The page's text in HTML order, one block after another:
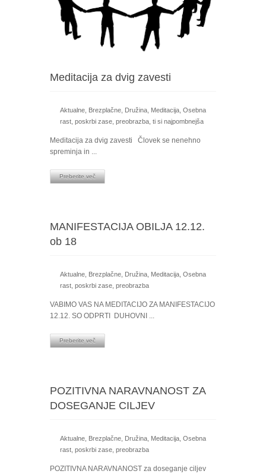
Meditacija za dvig zavesti
Aktualne Brezplačne Družina Meditacija Osebna
rast poskrbi zase preobrazba ti si najpombnejša
Meditacija za dvig zavesti Človek se nenehno
spreminja in ...
Preberite več
MANIFESTACIJA OBILJA 12.12.
ob 18
Aktualne Brezplačne Družina Meditacija Osebna
rast poskrbi zase preobrazba
VABIMO VAS NA MEDITACIJO ZA MANIFESTACIJO
12.12. SO ODPRTI DUHOVNI ...
Preberite več
POZITIVNA NARAVNANOST ZA
DOSEGANJE CILJEV
Aktualne Brezplačne Družina Meditacija Osebna
rast poskrbi zase preobrazba
POZITIVNA NARAVNANOST za doseganje ciljev